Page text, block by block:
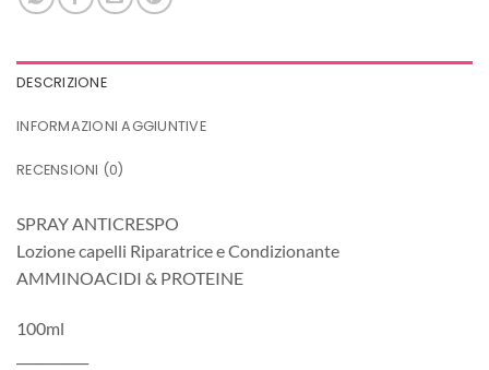
DESCRIZIONE
INFORMAZIONI AGGIUNTIVE
RECENSIONI (0)
SPRAY ANTICRESPO
Lozione capelli Riparatrice e Condizionante
AMMINOACIDI & PROTEINE
100ml